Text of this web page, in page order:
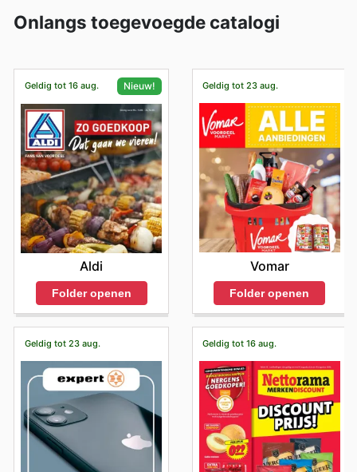
Onlangs toegevoegde catalogi
Geldig tot 16 aug. Nieuw!
Aldi
Folder openen
Geldig tot 23 aug.
Vomar
Folder openen
Geldig tot 23 aug. Geldig tot 16 aug.